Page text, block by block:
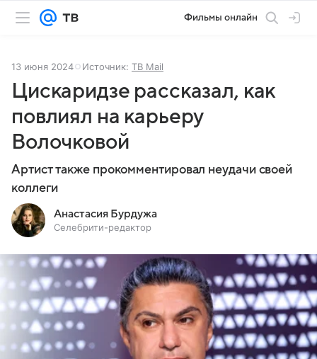
Фильмы онлайн
13 июня 2024 Источник: ТВ Mail
Цискаридзе рассказал, как
повлиял на карьеру
Волочковой
Артист также прокомментировал неудачи своей
коллеги
Анастасия Бурдужа
Селебрити-редактор